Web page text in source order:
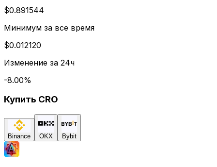
$0.891544
Минимум за все время
$0.012120
Изменение за 24ч
-8.00%
Купить CRO
Binance OKX Bybit